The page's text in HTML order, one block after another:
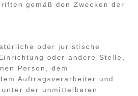
gemäß den Zwecken der
oder juristische
oder andere Stelle,
Person, dem
Auftragsverarbeiter und
der unmittelbaren